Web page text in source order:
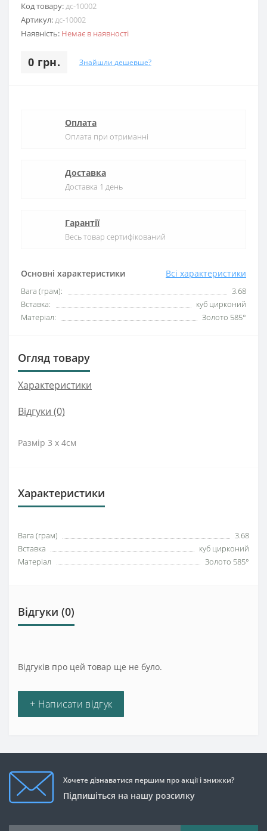
Код товару:дс-10002
Артикул:дс-10002
Наявність: Немає в наявності
0 грн. Знайшли дешевше?
Основні характеристики Всі характеристики
Вага (грам):
3.68
Вставка:
куб цирконий
Матеріал:
Золото 585°
Оплата
Оплата при отриманні
Доставка
Доставка 1 день
Гарантії
Весь товар сертифікований
Огляд товару
Характеристики
Відгуки (0)
Размір 3 х 4см
Характеристики
Вага (грам)
3.68
Вставка
куб цирконий
Матеріал
Золото 585°
Відгуки (0)
Відгуків про цей товар ще не було.
+ Написати відгук
Хочете дізнаватися першим про акції і знижки?
Підпишіться на нашу розсилку